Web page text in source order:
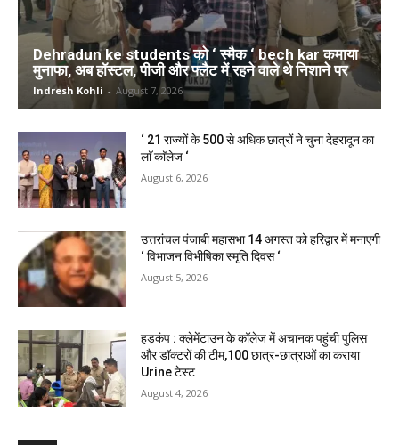
Dehradun ke students को ‘ स्मैक ‘ bech kar कमाया
मुनाफा, अब हॉस्टल, पीजी और फ्लैट में रहने वाले थे निशाने पर
Indresh Kohli - August 7, 2026
‘ 21 राज्यों के 500 से अधिक छात्रों ने चुना देहरादून का
लाॅ काॅलेज ‘
August 6, 2026
उत्तरांचल पंजाबी महासभा 14 अगस्त को हरिद्वार में मनाएगी
‘ विभाजन विभीषिका स्मृति दिवस ‘
August 5, 2026
हड़कंप : क्लेमेंटाउन के कॉलेज में अचानक पहुंची पुलिस
और डॉक्टरों की टीम,100 छात्र-छात्राओं का कराया
Urine टेस्ट
August 4, 2026